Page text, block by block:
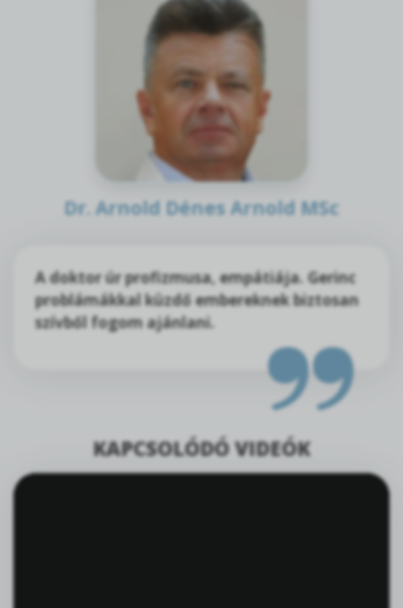
Dr. Arnold Dénes Arnold MSc
A doktor úr profizmusa, empátiája. Gerinc
problámákkal küzdő embereknek biztosan
szívből fogom ajánlani.
KAPCSOLÓDÓ VIDEÓK